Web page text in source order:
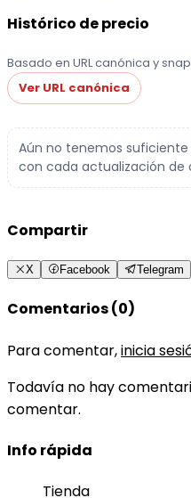
Histórico de precio
Basado en URL canónica y
Ver URL canónica
Aún no tenemos suficiente
con cada actualización de
Compartir
X Facebook Telegram
Comentarios (0)
Para comentar,inicia
Todavía no hay
comentar.
Info rápida
Tienda